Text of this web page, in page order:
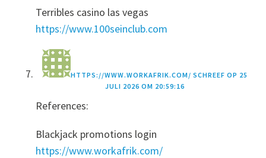
Terribles casino las vegas
https://www.100seinclub.com
HTTPS://WWW.WORKAFRIK.COM/ SCHREEF OP 25
JULI 2026 OM 20:59:16
References:
Blackjack promotions login
https://www.workafrik.com/